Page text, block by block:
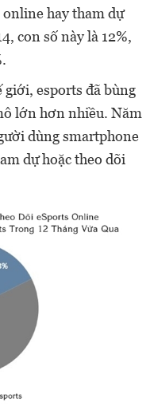
online hay tham dự
con số này là 12%,
esports đã bùng
lớn hơn nhiều. Năm
dùng smartphone
dự hoặc theo dõi